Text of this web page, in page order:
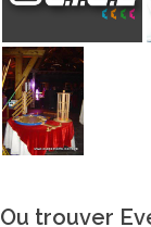
Ou trouver